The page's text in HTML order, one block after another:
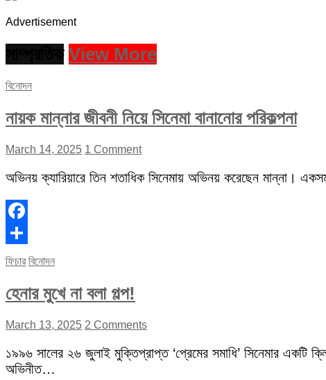
Advertisement
View More
বিনোদন
নায়ক মান্নার জীবনী নিয়ে সিনেমা বানানোর পরিকল্পনা
March 14, 2025 1 Comment
অভিনয় ক্যারিয়ারে তিন শতাধিক সিনেমায় অভিনয় করেছেন মান্না।
Facebook
Share
ফিচার বিনোদন
হেনার মুখে না বলা গল্প!
March 13, 2025 2 Comments
১৯৯৬ সালের ২৬ জুলাই মুক্তিপ্রাপ্ত ‘প্রেমের সমাধি’ সিনেমার একটি
অভিনীত…